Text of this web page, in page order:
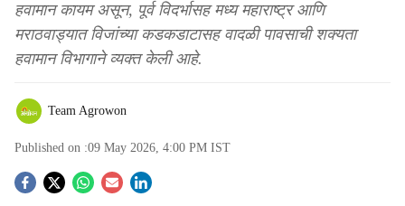
हवामान कायम असून, पूर्व विदर्भासह मध्य महाराष्ट्र आणि
मराठवाड्यात विजांच्या कडकडाटासह वादळी पावसाची शक्यता
हवामान विभागाने व्यक्त केली आहे.
Team Agrowon
Published on :09 May 2026, 4:00 PM IST
S